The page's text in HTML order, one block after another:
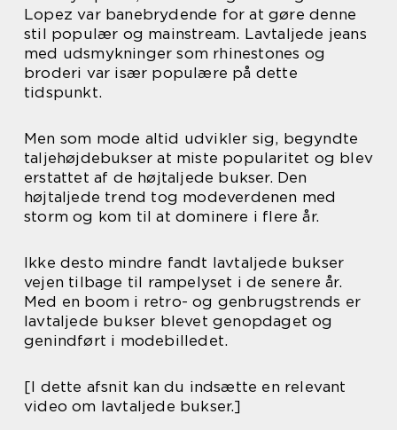
Lopez var banebrydende for at gøre denne
stil populær og mainstream. Lavtaljede jeans
med udsmykninger som rhinestones og
broderi var især populære på dette
tidspunkt.
Men som mode altid udvikler sig, begyndte
taljehøjdebukser at miste popularitet og blev
erstattet af de højtaljede bukser. Den
højtaljede trend tog modeverdenen med
storm og kom til at dominere i flere år.
Ikke desto mindre fandt lavtaljede bukser
vejen tilbage til rampelyset i de senere år.
Med en boom i retro- og genbrugstrends er
lavtaljede bukser blevet genopdaget og
genindført i modebilledet.
[I dette afsnit kan du indsætte en relevant
video om lavtaljede bukser.]